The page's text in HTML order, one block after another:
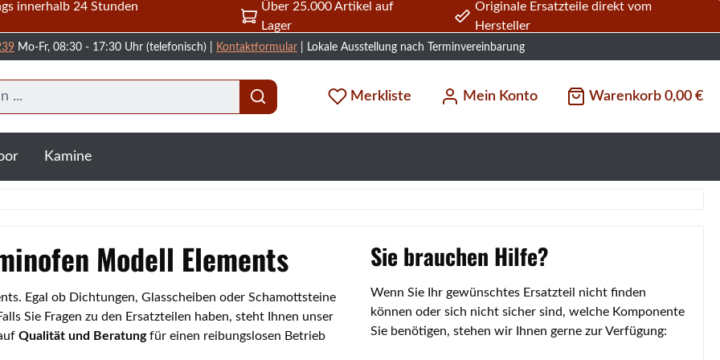
innerhalb 24 Stunden
Über 25.000 Artikel auf
Lager
Originale Ersatzteile direkt vom
Hersteller
Mo-Fr, 08:30 - 17:30 Uhr (telefonisch) | Kontaktformular | Lokale Ausstellung nach Terminvereinbarung
Merkliste Mein Konto Warenkorb 0,00 €
Kamine
Modell Elements
Egal ob Dichtungen, Glasscheiben oder Schamottsteine
Sie Fragen zu den Ersatzteilen haben, steht Ihnen unser
Qualität und Beratungfür einen reibungslosen Betrieb
Sie brauchen Hilfe?
Wenn Sie Ihr gewünschtes Ersatzteil nicht finden
können oder sich nicht sicher sind, welche Komponente
Sie benötigen, stehen wir Ihnen gerne zur Verfügung: